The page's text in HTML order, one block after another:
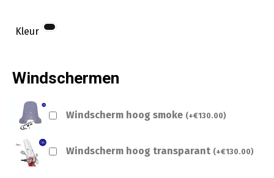
Kleur
Windschermen
Windscherm hoog smoke (+€130.00)
Windscherm hoog transparant (+€130.00)